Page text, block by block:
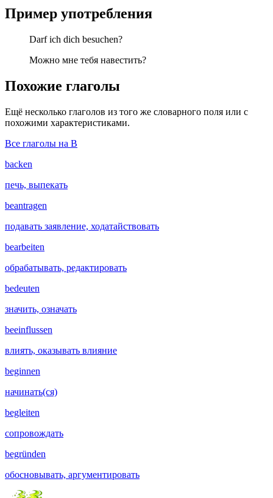
Пример употребления
Darf ich dich besuchen?
Можно мне тебя навестить?
Похожие глаголы
Ещё несколько глаголов из того же словарного поля или с
похожими характеристиками.
Все глаголы на B
backen
печь, выпекать
beantragen
подавать заявление, ходатайствовать
bearbeiten
обрабатывать, редактировать
bedeuten
значить, означать
beeinflussen
влиять, оказывать влияние
beginnen
начинать(ся)
begleiten
сопровождать
begründen
обосновывать, аргументировать